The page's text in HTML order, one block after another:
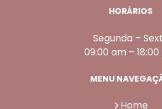
HORÁRIOS
Segunda –
09:00 am –
MENU
Home